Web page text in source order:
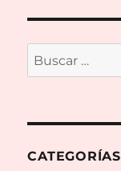
Buscar
por:
CATEGORÍAS